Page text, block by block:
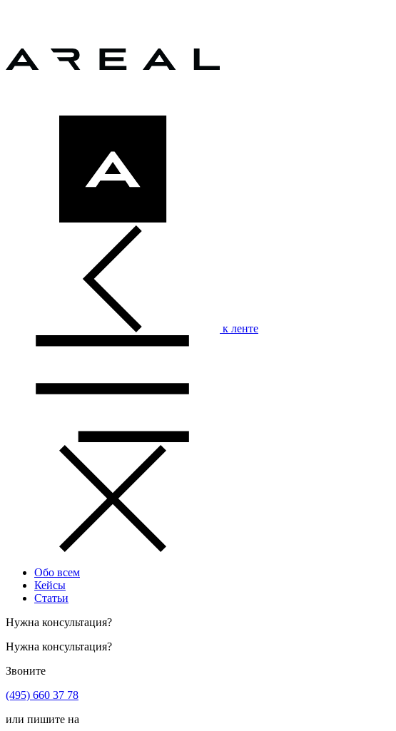
к ленте
Обо всем
Кейсы
Статьи
Нужна консультация?
Нужна консультация?
Звоните
(495) 660 37 78
или пишите на